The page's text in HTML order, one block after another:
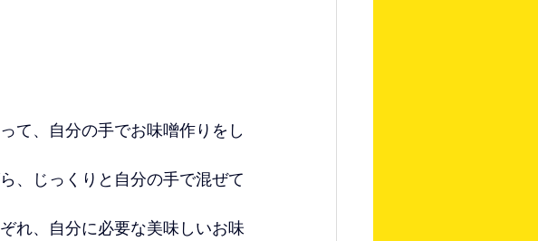
て、自分の手でお味噌作りをし
、じっくりと自分の手で混ぜて
れ、自分に必要な美味しいお味